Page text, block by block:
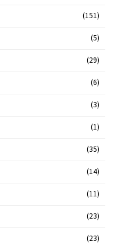
(151)
(5)
(29)
(6)
(3)
(1)
(35)
(14)
(11)
(23)
(23)